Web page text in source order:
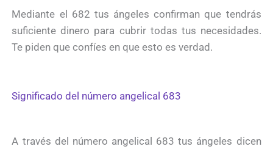
Mediante el 682 tus ángeles confirman que tendrás
suficiente dinero para cubrir todas tus necesidades.
Te piden que confíes en que esto es verdad.
Significado del número angelical 683
A través del número angelical 683 tus ángeles dicen